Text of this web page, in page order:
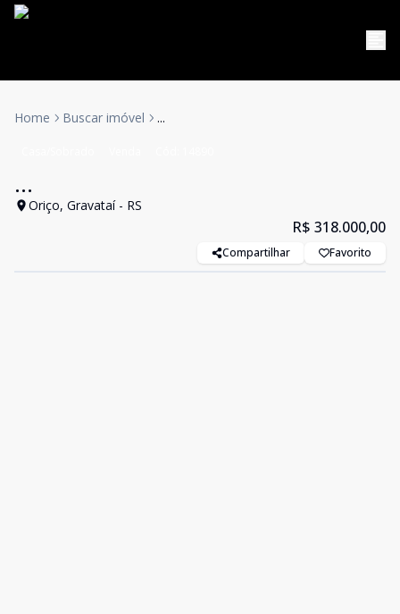
Home Buscar imóvel ...
...
Oriço, Gravataí - RS
R$ 318.000,00
Compartilhar Favorito